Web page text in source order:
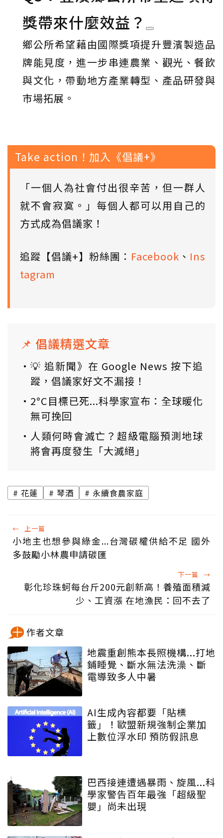
獎帶來什麼效益？
鄉公所希望藉由國際獎項提升豐濱製造品
牌能見度，進一步串連農業、觀光、餐飲
與文化，帶動地方產業轉型、產品研發與
市場拓展。
Take action！加入《倡議+》
「一個人為社會付出很辛苦，但一群人
就不會寂寞。」每個人都可以用自己的
方式成為倡議家！
追蹤【倡議+】粉絲團： Facebook 、 Ins
tagram
📌 倡議精選文章
💡 追新聞》在 Google News 按下追
蹤，倡議家好文不漏接！
2°C目標已死...科學家宣布：全球暖化
無可挽回
人類何時會滅亡？超級電腦預測地球
將會再度發生「大滅絕」
花蓮 琴酒 永續食農家庭
← 上一篇
小地主也想參與綠金...台灣碳權供給不足 國外
多鼓勵小林農申請碳匯
下一篇 →
彰化珍珠蚵每台斤200元創新高！養殖面積減
少、工資漲 在地漁民：回不去了
作者文章
地震重創熊本長照機構...打地
鋪睡覺、斷水無法洗澡、斷
電導致多人中暑
AI生成內容都要「貼標
籤」！歐盟新規強制企業加
上數位浮水印 預防假訊息
巴西接連遭遇暴雨、旋風...科
學家警告百年最強「超級聖
嬰」尚未出現